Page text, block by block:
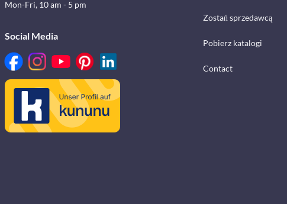
Mon-Fri, 10 am - 5 pm
Social Media
Zostań sprzedawcą
Pobierz katalogi
Contact